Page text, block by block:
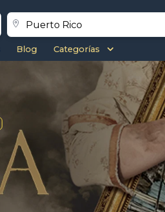
Blog Categorías